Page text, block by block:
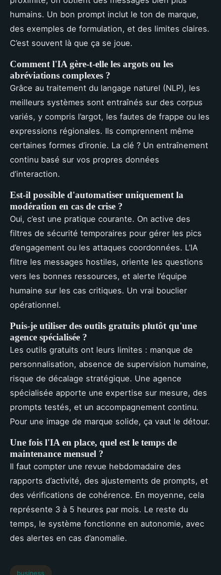
humains. Un bon prompt inclut le ton de marque,
des exemples de formulation, et des limites claires.
C’est souvent là que ça se joue.
Comment l'IA gère-t-elle les argots ou les
abréviations complexes ?
Grâce au traitement du langage naturel (NLP), les
meilleurs systèmes sont entraînés sur des corpus
variés, y compris l’argot, les fautes de frappe ou les
expressions régionales. Ils comprennent même
certaines formes d’ironie. La clé ? Un entraînement
continu basé sur vos propres données
d’interaction.
Est-il possible d'automatiser uniquement la
modération en cas de crise ?
Oui, c’est une pratique courante. On active des
filtres de sécurité temporaires pour gérer les pics
d’engagement ou les attaques coordonnées. L’IA
filtre les messages hostiles, oriente les questions
vers les bonnes ressources, et alerte l’équipe
humaine sur les cas critiques. Un vrai bouclier
opérationnel.
Puis-je utiliser des outils gratuits plutôt qu'une
agence spécialisée ?
Les outils gratuits ont leurs limites : manque de
personnalisation, absence de supervision humaine,
risque de décalage stratégique. Une agence
spécialisée apporte une expertise sur mesure, des
prompts testés, et un accompagnement continu.
Pour une image de marque solide, ça vaut le détour.
Une fois l'IA en place, quel est le temps de
maintenance mensuel ?
Il faut compter une revue hebdomadaire des
rapports d’activité, des ajustements de prompts, et
des vérifications de cohérence. En moyenne, cela
représente 3 à 5 heures par mois. Le reste du
temps, le système fonctionne en autonomie, avec
des alertes en cas d’anomalie.
business